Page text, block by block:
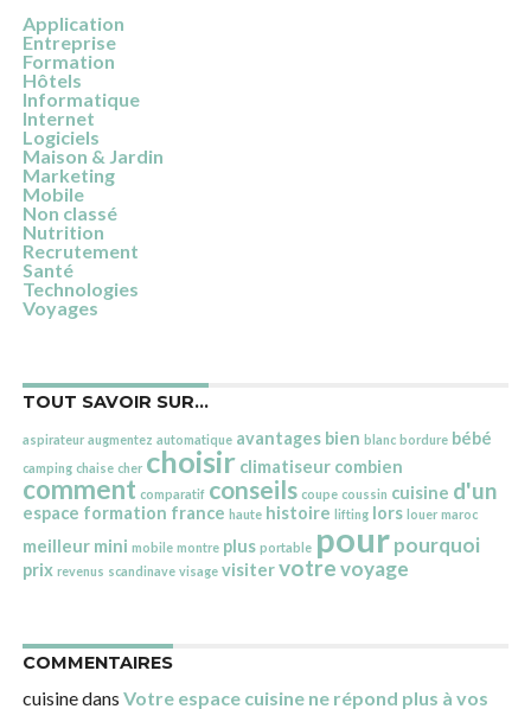
Application
Entreprise
Formation
Hôtels
Informatique
Internet
Logiciels
Maison & Jardin
Marketing
Mobile
Non classé
Nutrition
Recrutement
Santé
Technologies
Voyages
TOUT SAVOIR SUR…
aspirateur augmentez automatique avantages bien blanc bordure bébé
camping chaise cher choisir climatiseur combien
comment comparatif conseils coupe coussin cuisine d'un
espace formation france haute histoire lifting lors louer maroc
meilleur mini mobile montre plus portable pour pourquoi
prix revenus scandinave visage visitervotrevoyage
COMMENTAIRES
cuisinedans Votre espace cuisine ne répond plus à vos